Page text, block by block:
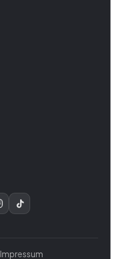
Impressum